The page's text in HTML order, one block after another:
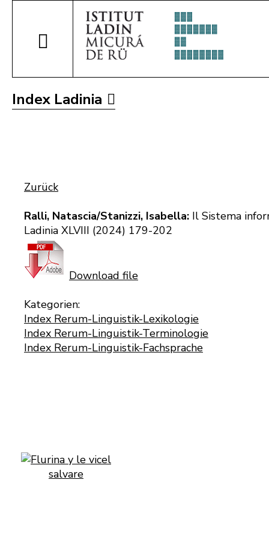
Index Ladinia
Zurück
Ralli, Natascia/Stanizzi, Isabella: Il Sistema
Ladinia XLVIII (2024) 179-202
Download file
Kategorien:
Index Rerum-Linguistik-Lexikologie
Index Rerum-Linguistik-Terminologie
Index Rerum-Linguistik-Fachsprache